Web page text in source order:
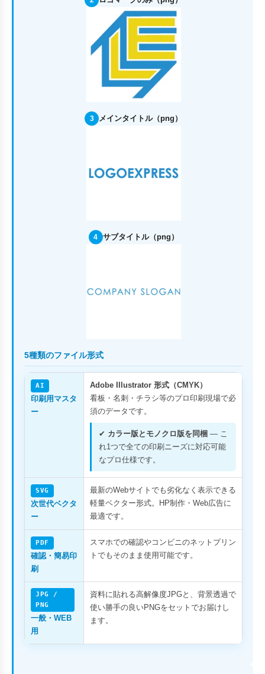
3 メインタイトル（png）
4 サブタイトル（png）
5種類のファイル形式
AI
印刷用マスタ
ー
Adobe Illustrator 形式（CMYK）
看板・名刺・チラシ等のプロ印刷現場で必
須のデータです。
✔ カラー版とモノクロ版を同梱 — こ
れ1つで全ての印刷ニーズに対応可能
なプロ仕様です。
SVG
次世代ベクタ
ー
最新のWebサイトでも劣化なく表示できる
軽量ベクター形式。HP制作・Web広告に
最適です。
PDF
確認・簡易印
刷
スマホでの確認やコンビニのネットプリン
トでもそのまま使用可能です。
JPG /
PNG
一般・WEB
用
資料に貼れる高解像度JPGと、背景透過で
使い勝手の良いPNGをセットでお届けし
ます。